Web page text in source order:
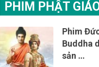
PHIM PHẬT
Phim
Buddha
sản …